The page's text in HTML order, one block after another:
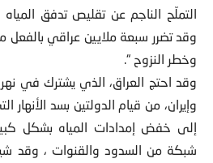
التملّح الناجم عن تقليص تدفق
وقد تضرر سبعة ملايين عراقي بالفعل
وخطر النزوح “.
وقد احتج العراق، الذي يشترك في
وإيران، من قيام الدولتين بسد الأنهار
إلى خفض إمدادات المياه بشكل
شبكة من السدود والقنوات ، وقد